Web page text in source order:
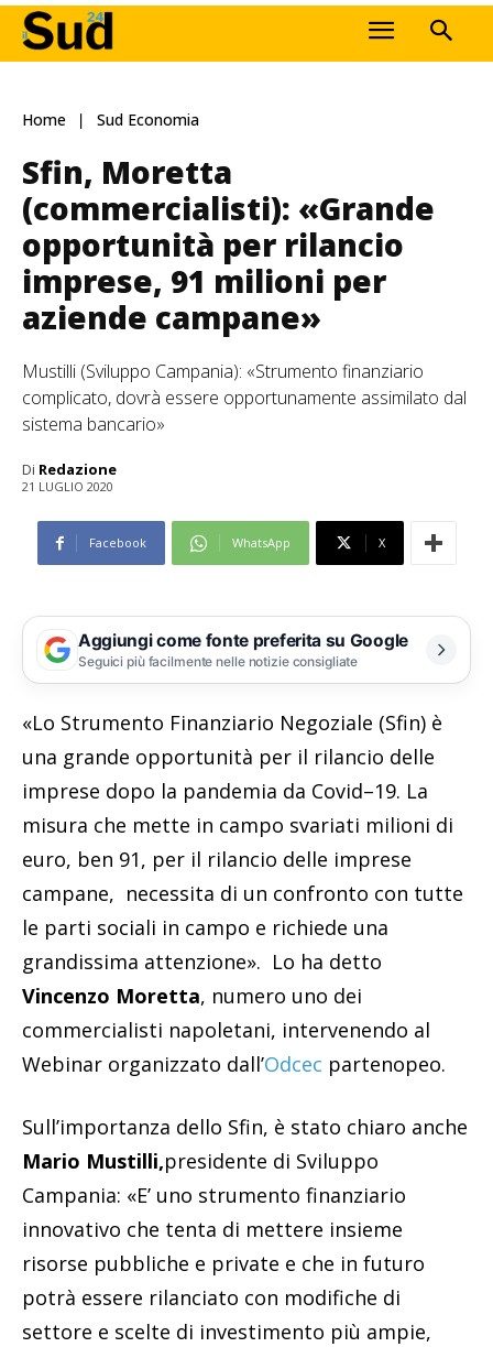
Home Sud Economia
Sfin, Moretta
(commercialisti): «Grande
opportunità per rilancio
imprese, 91 milioni per
aziende campane»
Mustilli (Sviluppo Campania): «Strumento finanziario
complicato, dovrà essere opportunamente assimilato dal
sistema bancario»
Di Redazione
21 LUGLIO 2020
Facebook WhatsApp X
Aggiungi come fonte preferita su Google
Seguici più facilmente nelle notizie consigliate
«Lo Strumento Finanziario Negoziale (Sfin) è
una grande opportunità per il rilancio delle
imprese dopo la pandemia da Covid–19. La
misura che mette in campo svariati milioni di
euro, ben 91, per il rilancio delle imprese
campane, necessita di un confronto con tutte
le parti sociali in campo e richiede una
grandissima attenzione». Lo ha detto
Vincenzo Moretta, numero uno dei
commercialisti napoletani, intervenendo al
Webinar organizzato dall’Odcec partenopeo.
Sull’importanza dello Sfin, è stato chiaro anche
Mario Mustilli,presidente di Sviluppo
Campania: «E’ uno strumento finanziario
innovativo che tenta di mettere insieme
risorse pubbliche e private e che in futuro
potrà essere rilanciato con modifiche di
settore e scelte di investimento più ampie,